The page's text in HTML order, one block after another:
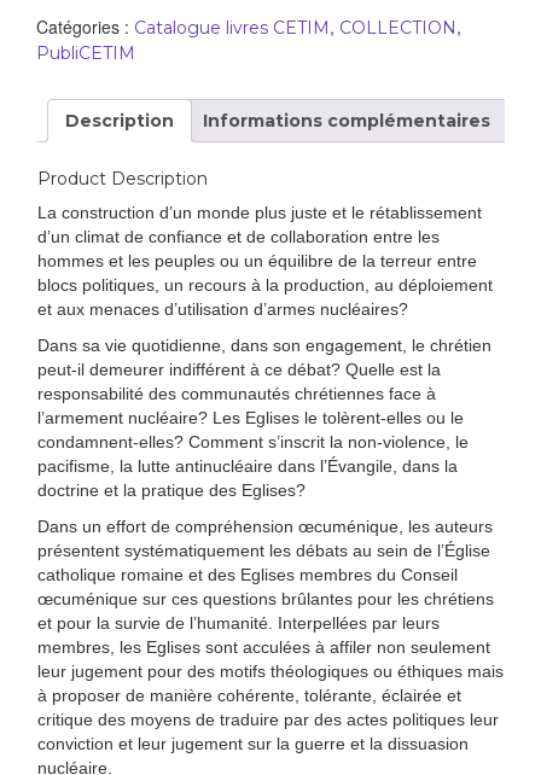
Catégories : Catalogue livres CETIM, COLLECTION,
PubliCETIM
Description Informations complémentaires
Product Description
La construction d’un monde plus juste et le rétablissement
d’un climat de confiance et de collaboration entre les
hommes et les peuples ou un équilibre de la terreur entre
blocs politiques, un recours à la production, au déploiement
et aux menaces d’utilisation d’armes nucléaires?
Dans sa vie quotidienne, dans son engagement, le chrétien
peut-il demeurer indifférent à ce débat? Quelle est la
responsabilité des communautés chrétiennes face à
l’armement nucléaire? Les Eglises le tolèrent-elles ou le
condamnent-elles? Comment s’inscrit la non-violence, le
pacifisme, la lutte antinucléaire dans l’Évangile, dans la
doctrine et la pratique des Eglises?
Dans un effort de compréhension œcuménique, les auteurs
présentent systématiquement les débats au sein de l’Église
catholique romaine et des Eglises membres du Conseil
œcuménique sur ces questions brûlantes pour les chrétiens
et pour la survie de l’humanité. Interpellées par leurs
membres, les Eglises sont acculées à affiler non seulement
leur jugement pour des motifs théologiques ou éthiques mais
à proposer de manière cohérente, tolérante, éclairée et
critique des moyens de traduire par des actes politiques leur
conviction et leur jugement sur la guerre et la dissuasion
nucléaire.